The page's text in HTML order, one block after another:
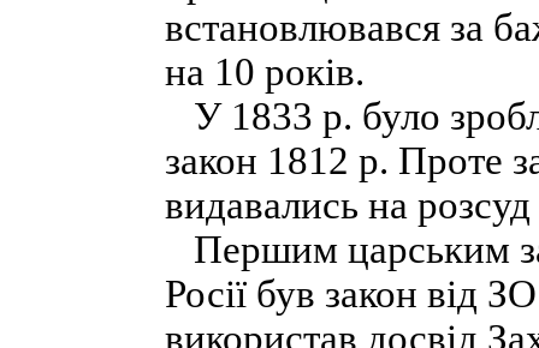
встановлювався за
на 10 років.
У 1833 р. було
закон 1812 р. Проте
видавались на
Першим царським
Росії був закон від
використав досвід